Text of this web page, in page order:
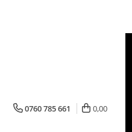
0760 785 661 0,00